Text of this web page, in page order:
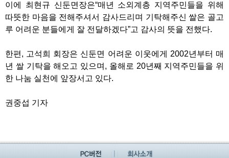
이에 최현규 신둔면장은“매년 소외계층 지역주민들을 위해
따뜻한 마음을 전해주셔서 감사드리며 기탁해주신 쌀은 골고
루 어려운 분들에게 잘 전달하겠다”고 감사의 뜻을 전했다.
한편 , 고석희 회장은 신둔면 어려운 이웃에게 2002년부터 매
년 쌀 기탁을 해오고 있으며 , 올해로 20년째 지역주민들을 위
한 나눔 실천에 앞장서고 있다.
권중섭 기자